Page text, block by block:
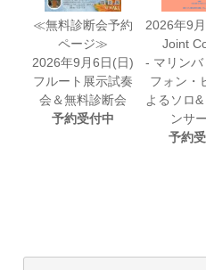
≪無料診断会予約
ページ≫
2026年9月6日(日)
フルート展示試奏
会＆無料診断会
予約受付中
2026年9
Joint
- マリンバ
フォン・
よるソロ
ンサ
予約